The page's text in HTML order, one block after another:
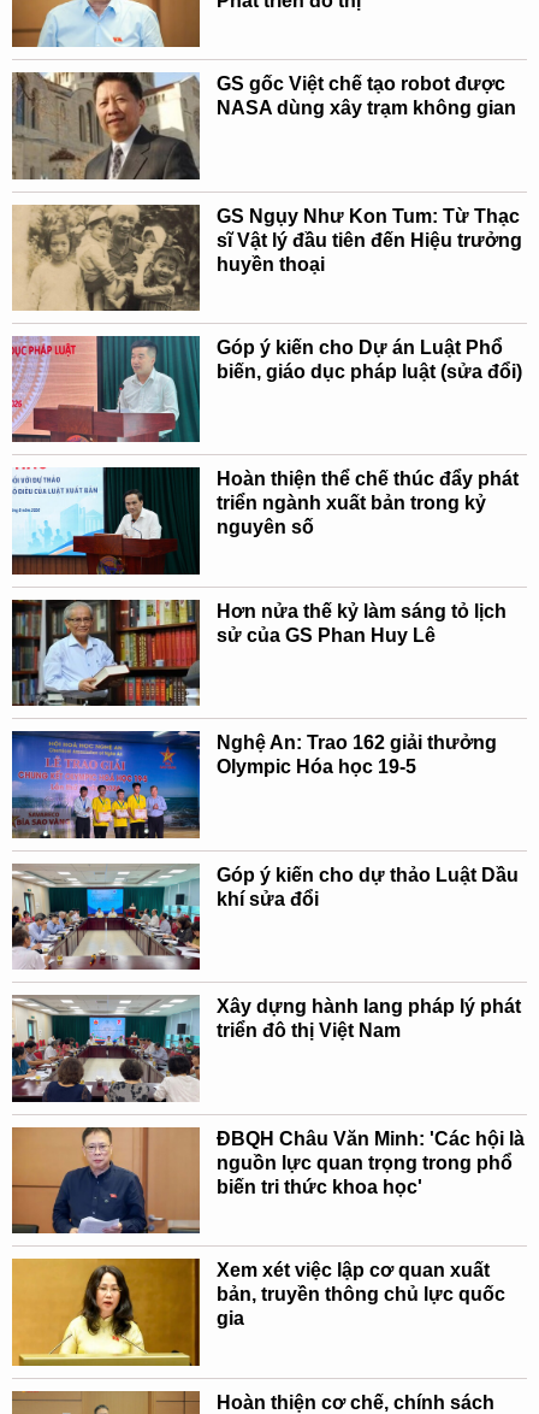
GS gốc Việt chế tạo robot được
NASA dùng xây trạm không gian
GS Ngụy Như Kon Tum: Từ Thạc
sĩ Vật lý đầu tiên đến Hiệu trưởng
huyền thoại
Góp ý kiến cho Dự án Luật Phổ
biến, giáo dục pháp luật (sửa đổi)
Hoàn thiện thể chế thúc đẩy phát
triển ngành xuất bản trong kỷ
nguyên số
Hơn nửa thế kỷ làm sáng tỏ lịch
sử của GS Phan Huy Lê
Nghệ An: Trao 162 giải thưởng
Olympic Hóa học 19-5
Góp ý kiến cho dự thảo Luật Dầu
khí sửa đổi
Xây dựng hành lang pháp lý phát
triển đô thị Việt Nam
ĐBQH Châu Văn Minh: 'Các hội là
nguồn lực quan trọng trong phổ
biến tri thức khoa học'
Xem xét việc lập cơ quan xuất
bản, truyền thông chủ lực quốc
gia
Hoàn thiện cơ chế, chính sách